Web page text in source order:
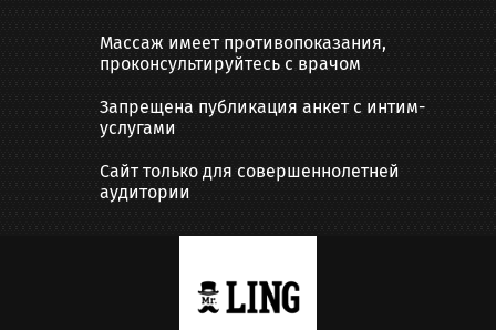
Массаж имеет противопоказания,
проконсультируйтесь с врачом
Запрещена публикация анкет с интим-
услугами
Сайт только для совершеннолетней
аудитории
Написать нам: